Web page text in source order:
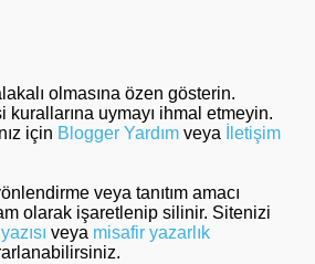
olmasına özen gösterin.
kurallarına uymayı ihmal etmeyin.
için Blogger Yardım veya
İletişim
veya tanıtım amacı
olarak işaretlenip silinir. Sitenizi
veya misafir yazarlık